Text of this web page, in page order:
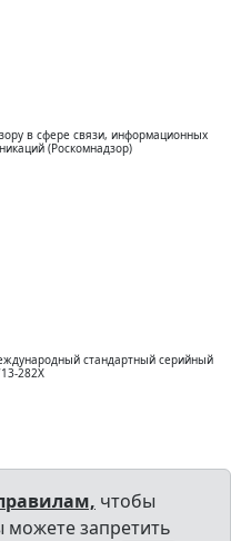
в сфере связи, информационных
(Роскомнадзор)
стандартный серийный
282X
чтобы
можете запретить